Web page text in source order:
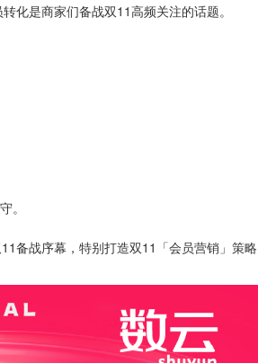
化是商家们备战双11高频关注的话题。
。
备战序幕，特别打造双11「会员营销」策略